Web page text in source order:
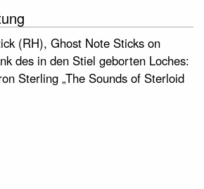
(RH), Ghost Note Sticks on
des in den Stiel geborten Loches:
Sterling „The Sounds of Sterloid